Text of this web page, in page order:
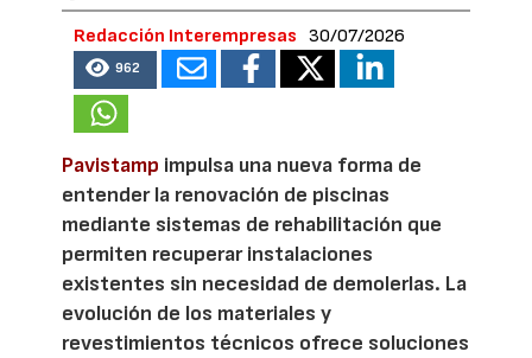
Redacción Interempresas 30/07/2026
962
Pavistamp impulsa una nueva forma de
entender la renovación de piscinas
mediante sistemas de rehabilitación que
permiten recuperar instalaciones
existentes sin necesidad de demolerlas. La
evolución de los materiales y
revestimientos técnicos ofrece soluciones